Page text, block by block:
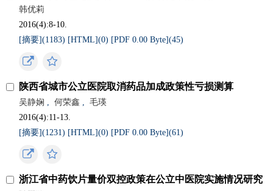
韩优莉
2016(4):8-10.
[摘要](1183) [HTML](0) [PDF 0.00 Byte](45)
陕西省城市公立医院取消药品加成政策性亏损测算
吴静娴 , 何荣鑫 ,
毛瑛
2016(4):11-13.
[摘要](1231) [HTML](0) [PDF 0.00 Byte](61)
浙江省中药饮片量价双控政策在公立中医院实施情况研究